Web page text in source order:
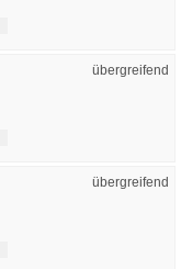
übergreifend
übergreifend